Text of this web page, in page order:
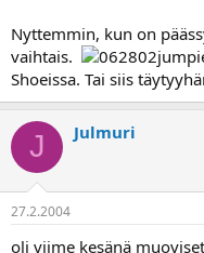
Nyttemmin, kun on
vaihtais.
Shoeissa. Tai siis
J Julmuri
27.2.2004
oli viime kesänä